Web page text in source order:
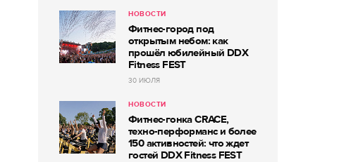
НОВОСТИ
Фитнес-город под
открытым небом: как
прошёл юбилейный DDX
Fitness FEST
30 ИЮЛЯ
НОВОСТИ
Фитнес-гонка CRACE,
техно-перформанс и более
150 активностей: что ждет
гостей DDX Fitness FEST